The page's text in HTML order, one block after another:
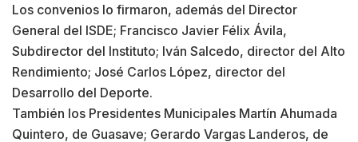
Los convenios lo firmaron, además del Director
General del ISDE; Francisco Javier Félix Ávila,
Subdirector del Instituto; Iván Salcedo, director del Alto
Rendimiento; José Carlos López, director del
Desarrollo del Deporte.
También los Presidentes Municipales Martín Ahumada
Quintero, de Guasave; Gerardo Vargas Landeros, de